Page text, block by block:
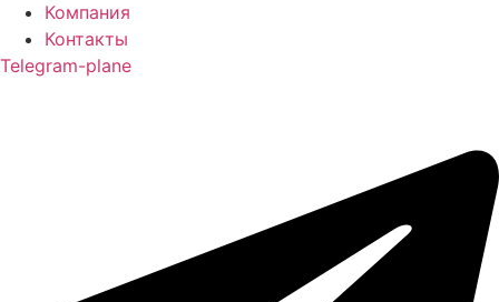
Компания
Контакты
Telegram-plane